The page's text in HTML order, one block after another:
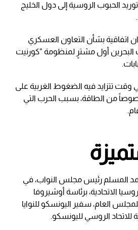
الحبوب الروسية إلى دول الخليج
وقع البلدان اتفاقية بشأن التعاون العسكري
2014 أصبحت البحرين أول مشترٍ لمنظومة “كورنيت
وقت تتزايد فيه الضغوط الغربية على
من الطاقة، بسبب الحرب التي
المسلم رئيس مجلس النواب، في
الاتحادية، برئاسة أوشيروفا
العام، سفير اليونسكو للنوايا
للاتحاد الروسي لليونسكو.